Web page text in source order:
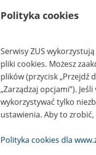
Polityka cookies
Serwisy ZUS
pliki cookies. Możesz
plików (przycisk „Przejdź
„Zarządzaj opcjami”).
wykorzystywać tylko
ustawienia. Aby to
Polityka cookies dla